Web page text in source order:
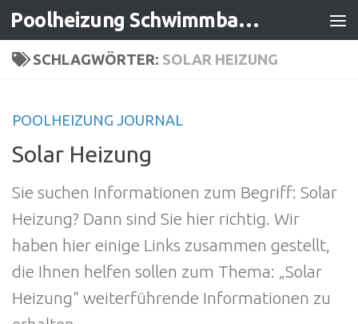
Zum Inhalt springen Poolheizung Schwimmbadheizung
SCHLAGWÖRTER: SOLAR HEIZUNG
POOLHEIZUNG JOURNAL
Solar Heizung
Sie suchen Informationen zum Begriff: Solar
Heizung? Dann sind Sie hier richtig. Wir
haben hier einige Links zusammen gestellt,
die Ihnen helfen sollen zum Thema: „Solar
Heizung“ weiterführende Informationen zu